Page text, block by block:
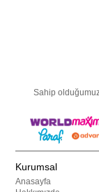
Sahip
Kurumsal
Anasayfa